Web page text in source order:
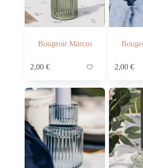
Bougeoir Marcus
2,00 € 🤍 2,00 €